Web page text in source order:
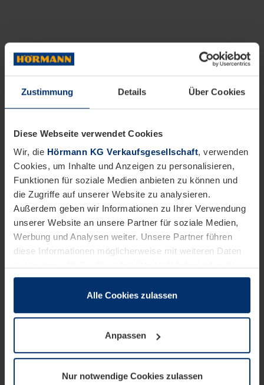
Zustimmung Details Über Cookies
Diese Webseite verwendet Cookies
Wir, die Hörmann KG Verkaufsgesellschaft, verwenden
Cookies, um Inhalte und Anzeigen zu personalisieren,
Funktionen für soziale Medien anbieten zu können und
die Zugriffe auf unserer Website zu analysieren.
Außerdem geben wir Informationen zu Ihrer Verwendung
unserer Website an unsere Partner für soziale Medien,
Werbung und Analysen weiter. Unsere Partner führen
diese Informationen möglicherweise mit weiteren Daten
sie im Rahmen Ihrer Nutzung der Dienste gesammelt
wenn diese für den Betrieb dieser Seite unbedingt
notwendig sind. Für alle anderen Cookie-Typen benötigen
wir Ihre Erlaubnis. Ihre Einwilligung können Sie jederzeit
Datenschutzerklärungunserer Website ändern oder
Alle Cookies zulassen
Anpassen
Nur notwendige Cookies zulassen